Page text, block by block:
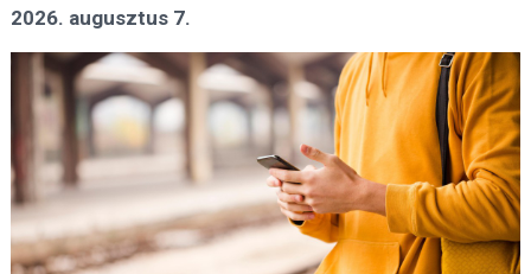
2026. augusztus 7.